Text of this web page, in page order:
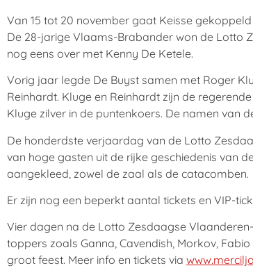
Van 15 tot 20 november gaat Keisse
De 28-jarige Vlaams-Brabander won de Lotto
nog eens over met Kenny De Ketele.
Vorig jaar legde De Buyst samen met Roger
Reinhardt. Kluge en Reinhardt zijn de
Kluge zilver in de puntenkoers. De namen van
De honderdste verjaardag van de Lotto
van hoge gasten uit de rijke geschiedenis van
aangekleed, zowel de zaal als de catacomben.
Er zijn nog een beperkt aantal tickets en VIP-
Vier dagen na de Lotto Zesdaagse
toppers zoals Ganna, Cavendish, Morkov,
groot feest. Meer info en tickets via